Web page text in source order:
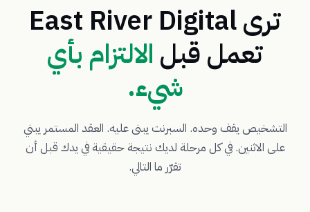
ترى East River Digital
تعمل قبل الالتزام بأي
شيء.
التشخيص يقف وحده. السبرنت يبنى عليه. العقد المستمر يبني
على الاثنين. في كل مرحلة لديك نتيجة حقيقية في يدك قبل أن
تقرّر ما التالي.